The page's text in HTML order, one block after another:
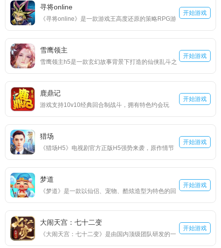
跟随4位不同命运的主角，一起探索荒野的秘密。
跟随剧情的脚步，再度体验葫芦娃们的苦难与挫折，
同时将逐一解锁七个葫芦娃，让他们参与到游戏的战
了原作中的天赋能力，拥有自己独特的属性与技能，
还有着特有的属性成长分布，这也决定了他们在战斗
寻将online
《寻将online》是一款游戏王高度还原的策略RPG游
戏，“青眼白龙”“黑魔导”“天空龙”记忆中一张张经典的
事背景，深度的掌机游戏王还原，烧脑的策略玩法，
玩出属于你自己的游戏王。
开始游戏
雪鹰领主
雪鹰领主h5是一款玄幻故事背景下打造的仙侠乱斗之
争的放置类h5网页游戏，同名小说再次燃点，原版的
还有特效的使用，这个玄幻空间里，有的是让你施展
拳脚的时候，你只需准备好去征战就行。三大特色职
新意，攻守相互对战，选择这些职业的英雄，陪伴你
走上领主的征途。
开始游戏
鹿鼎记
游戏支持10v10经典回合制战斗，拥有特色约会玩
法，轻松组建后宫战队。收集超过100位侠客和近500
开始游戏
猎场
《猎场H5》电视剧官方正版H5强势来袭，原作情节
完美还原！超自由模拟经营世界，让您体验店铺经
模拟真实商战，制霸全球硝烟四起，身临其境体验真
实的猎场！
开始游戏
梦道
《梦道》是一款以仙侣、宠物、酷炫造型为特色的回
合制挂置游戏。全新游戏玩法，无需多英雄养成，无
可让您拥有超乎寻常的各种造型组合。 当然作为回合
制少不了强力的仙侣和宠物。通过激活仙侣、仙侣升
开始游戏
大闹天宫：七十二变
《大闹天宫：七十二变》是由国内顶级团队研发的一
款西游神话题材精品H5游戏。游戏革新前沿引擎技
开始游戏